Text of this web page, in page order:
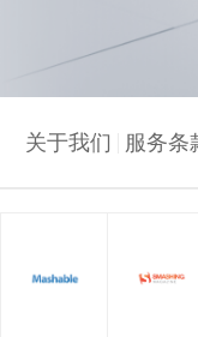
关于我们 服务条